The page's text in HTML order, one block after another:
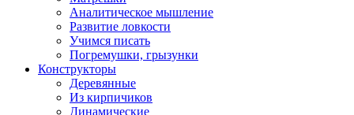
Аналитическое мышление
Развитие ловкости
Учимся писать
Погремушки, грызунки
Конструкторы
Деревянные
Из кирпичиков
Динамические